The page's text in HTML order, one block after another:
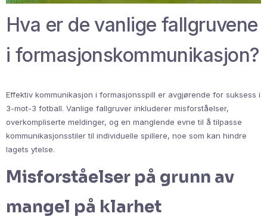
Hva er de vanlige fallgruvene
i formasjonskommunikasjon?
Effektiv kommunikasjon i formasjonsspill er avgjørende for suksess i
3-mot-3 fotball. Vanlige fallgruver inkluderer misforståelser,
overkompliserte meldinger, og en manglende evne til å tilpasse
kommunikasjonsstiler til individuelle spillere, noe som kan hindre
lagets ytelse.
Misforståelser på grunn av
mangel på klarhet